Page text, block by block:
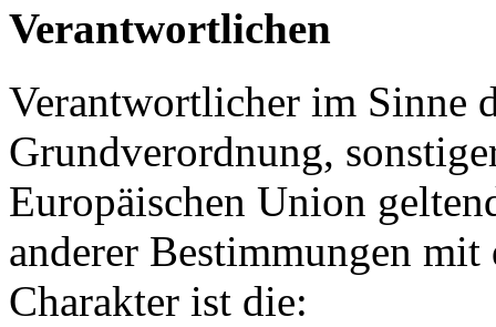
Verantwortlichen
Verantwortlicher im Sinne
Grundverordnung,
Europäischen Union
anderer Bestimmungen
Charakter ist die: